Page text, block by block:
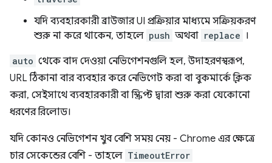
যদি ব্যবহারকারী ব্রাউজার UI প্রক্রিয়ার মাধ্যমে সক্রিয়করণ
শুরু না করে থাকেন, তাহলে push অথবা replace ।
auto থেকে বাদ দেওয়া নেভিগেশনগুলি হল, উদাহরণস্বরূপ,
URL ঠিকানা বার ব্যবহার করে নেভিগেট করা বা বুকমার্কে ক্লিক
করা, সেইসাথে ব্যবহারকারী বা স্ক্রিপ্ট দ্বারা শুরু করা যেকোনো
ধরণের রিলোড।
যদি কোনও নেভিগেশন খুব বেশি সময় নেয় - Chrome এর ক্ষেত্রে
চার সেকেন্ডের বেশি - তাহলে TimeoutError